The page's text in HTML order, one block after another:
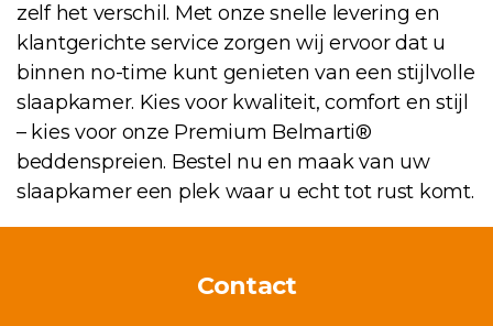
zelf het verschil. Met onze snelle levering en
klantgerichte service zorgen wij ervoor dat u
binnen no-time kunt genieten van een stijlvolle
slaapkamer. Kies voor kwaliteit, comfort en stijl
– kies voor onze Premium Belmarti®
beddenspreien. Bestel nu en maak van uw
slaapkamer een plek waar u echt tot rust komt.
Contact